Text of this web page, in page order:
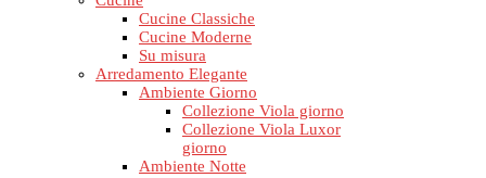
Cucine Classiche
Cucine Moderne
Su misura
Arredamento Elegante
Ambiente Giorno
Collezione Viola giorno
Collezione Viola Luxor
giorno
Ambiente Notte